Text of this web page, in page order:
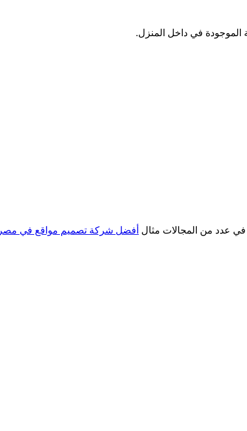
الموجودة في داخل المنزل.
في عدد من المجالات مثال أفضل شركة تصميم مواقع في مصر